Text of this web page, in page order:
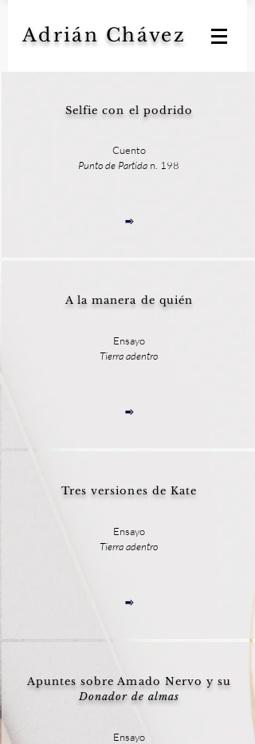
Adrián Chávez
Selfie con el podrido
Cuento
Punto de Partida n. 198
A la manera de quién
Ensayo
Tierra adentro
Tres versiones de Kate
Ensayo
Tierra adentro
Apuntes sobre Amado Nervo y su
Donador de almas
Ensayo